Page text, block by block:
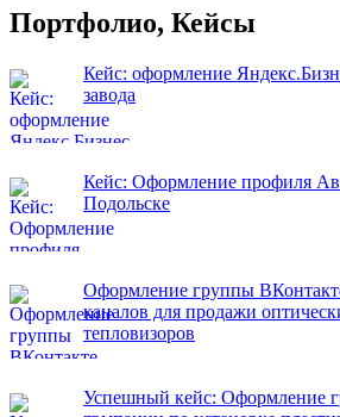
Портфолио, Кейсы
Кейс: оформление
завода
Кейс: Оформление профиля
Подольске
Оформление группы
каналов для продажи
тепловизоров
Успешный кейс: Оформление